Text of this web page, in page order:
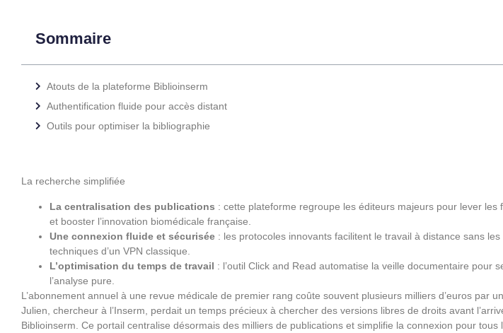
Sommaire
Atouts de la plateforme Biblioinserm
Authentification fluide pour accès distant
Outils pour optimiser la bibliographie
La recherche simplifiée
La centralisation des publications : cette plateforme regroupe les éditeurs majeurs pour lever les
et booster l’innovation biomédicale française.
Une connexion fluide et sécurisée : les protocoles innovants facilitent le travail à distance sans les
techniques d’un VPN classique.
L’optimisation du temps de travail : l’outil Click and Read automatise la veille documentaire pour
l’analyse pure.
L’abonnement annuel à une revue médicale de premier rang coûte souvent plusieurs milliers d’euros par
Julien, chercheur à l’Inserm, perdait un temps précieux à chercher des versions libres de droits avant
Biblioinserm. Ce portail centralise désormais des milliers de publications et simplifie la connexion pour tous